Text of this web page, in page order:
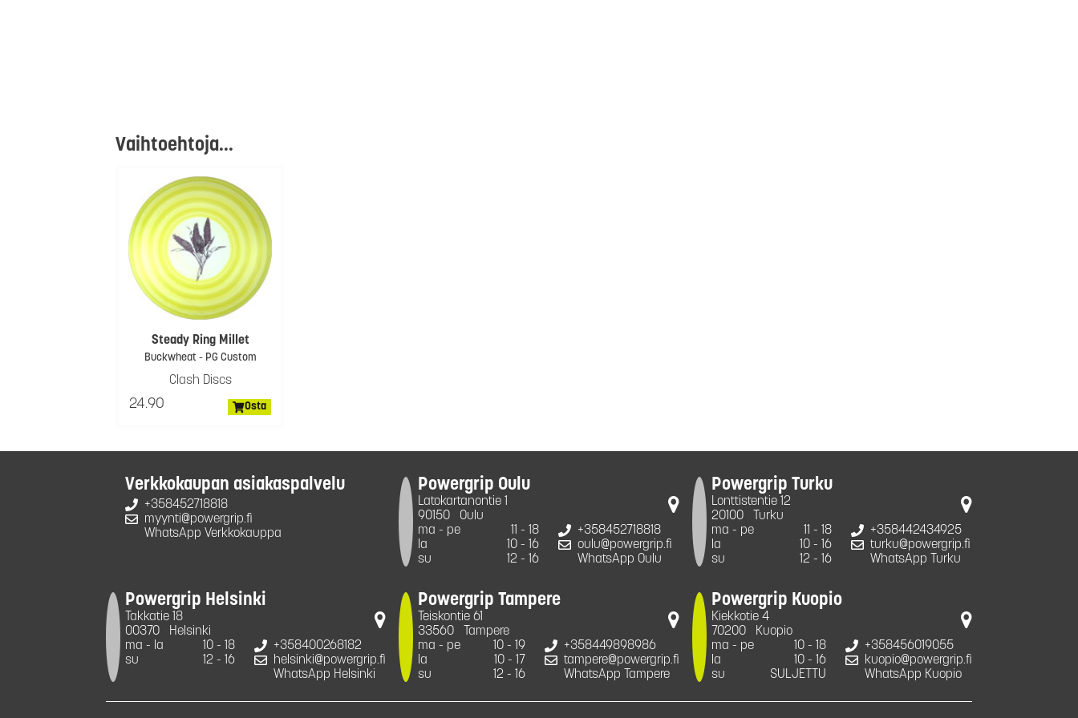
Vaihtoehtoja...
Steady Ring Millet
Buckwheat - PG Custom
Clash Discs
24.90 Osta
Verkkokaupan asiakaspalvelu
+358452718818
myynti@powergrip.fi
WhatsApp Verkkokauppa
Powergrip Oulu
Latokartanontie 1
90150
Oulu
ma - pe
11 - 18
la
10 - 16
su
12 - 16
+358452718818
oulu@powergrip.fi
WhatsApp Oulu
Powergrip Turku
Lonttistentie 12
20100
Turku
ma - pe
11 - 18
la
10 - 16
su
12 - 16
+358442434925
turku@powergrip.fi
WhatsApp Turku
Powergrip Helsinki
Takkatie 18
00370
Helsinki
ma - la
10 - 18
su
12 - 16
+358400268182
helsinki@powergrip.fi
WhatsApp Helsinki
Powergrip Tampere
Teiskontie 61
33560
Tampere
ma - pe
10 - 19
la
10 - 17
su
12 - 16
+358449898986
tampere@powergrip.fi
WhatsApp Tampere
Powergrip Kuopio
Kiekkotie 4
70200
Kuopio
ma - pe
10 - 18
la
10 - 16
su
SULJETTU
+358456019055
kuopio@powergrip.fi
WhatsApp Kuopio